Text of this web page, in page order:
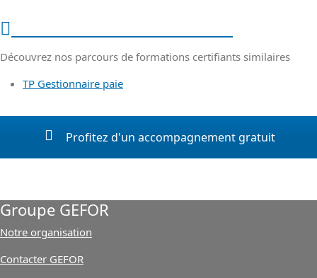
Découvrez nos parcours de formations certifiants similaires
TP Gestionnaire paie
Profitez d'un accompagnement gratuit
Groupe GEFOR
Notre organisation
Contacter GEFOR